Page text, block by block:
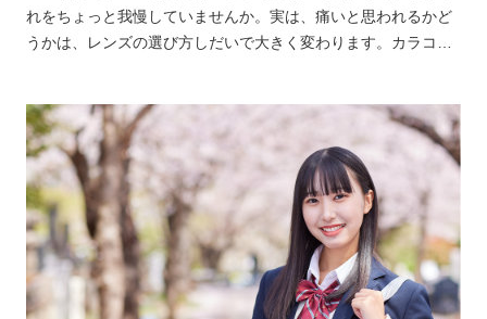
れをちょっと我慢していませんか。実は、痛いと思われるかど
うかは、レンズの選び方しだいで大きく変わります。カラコン
に浮いて見えて「イタい」と思われそう、という不安ですよ
ね。30代になると、これまで使っていたカラコンが少し派手に
感じることもありますよね。